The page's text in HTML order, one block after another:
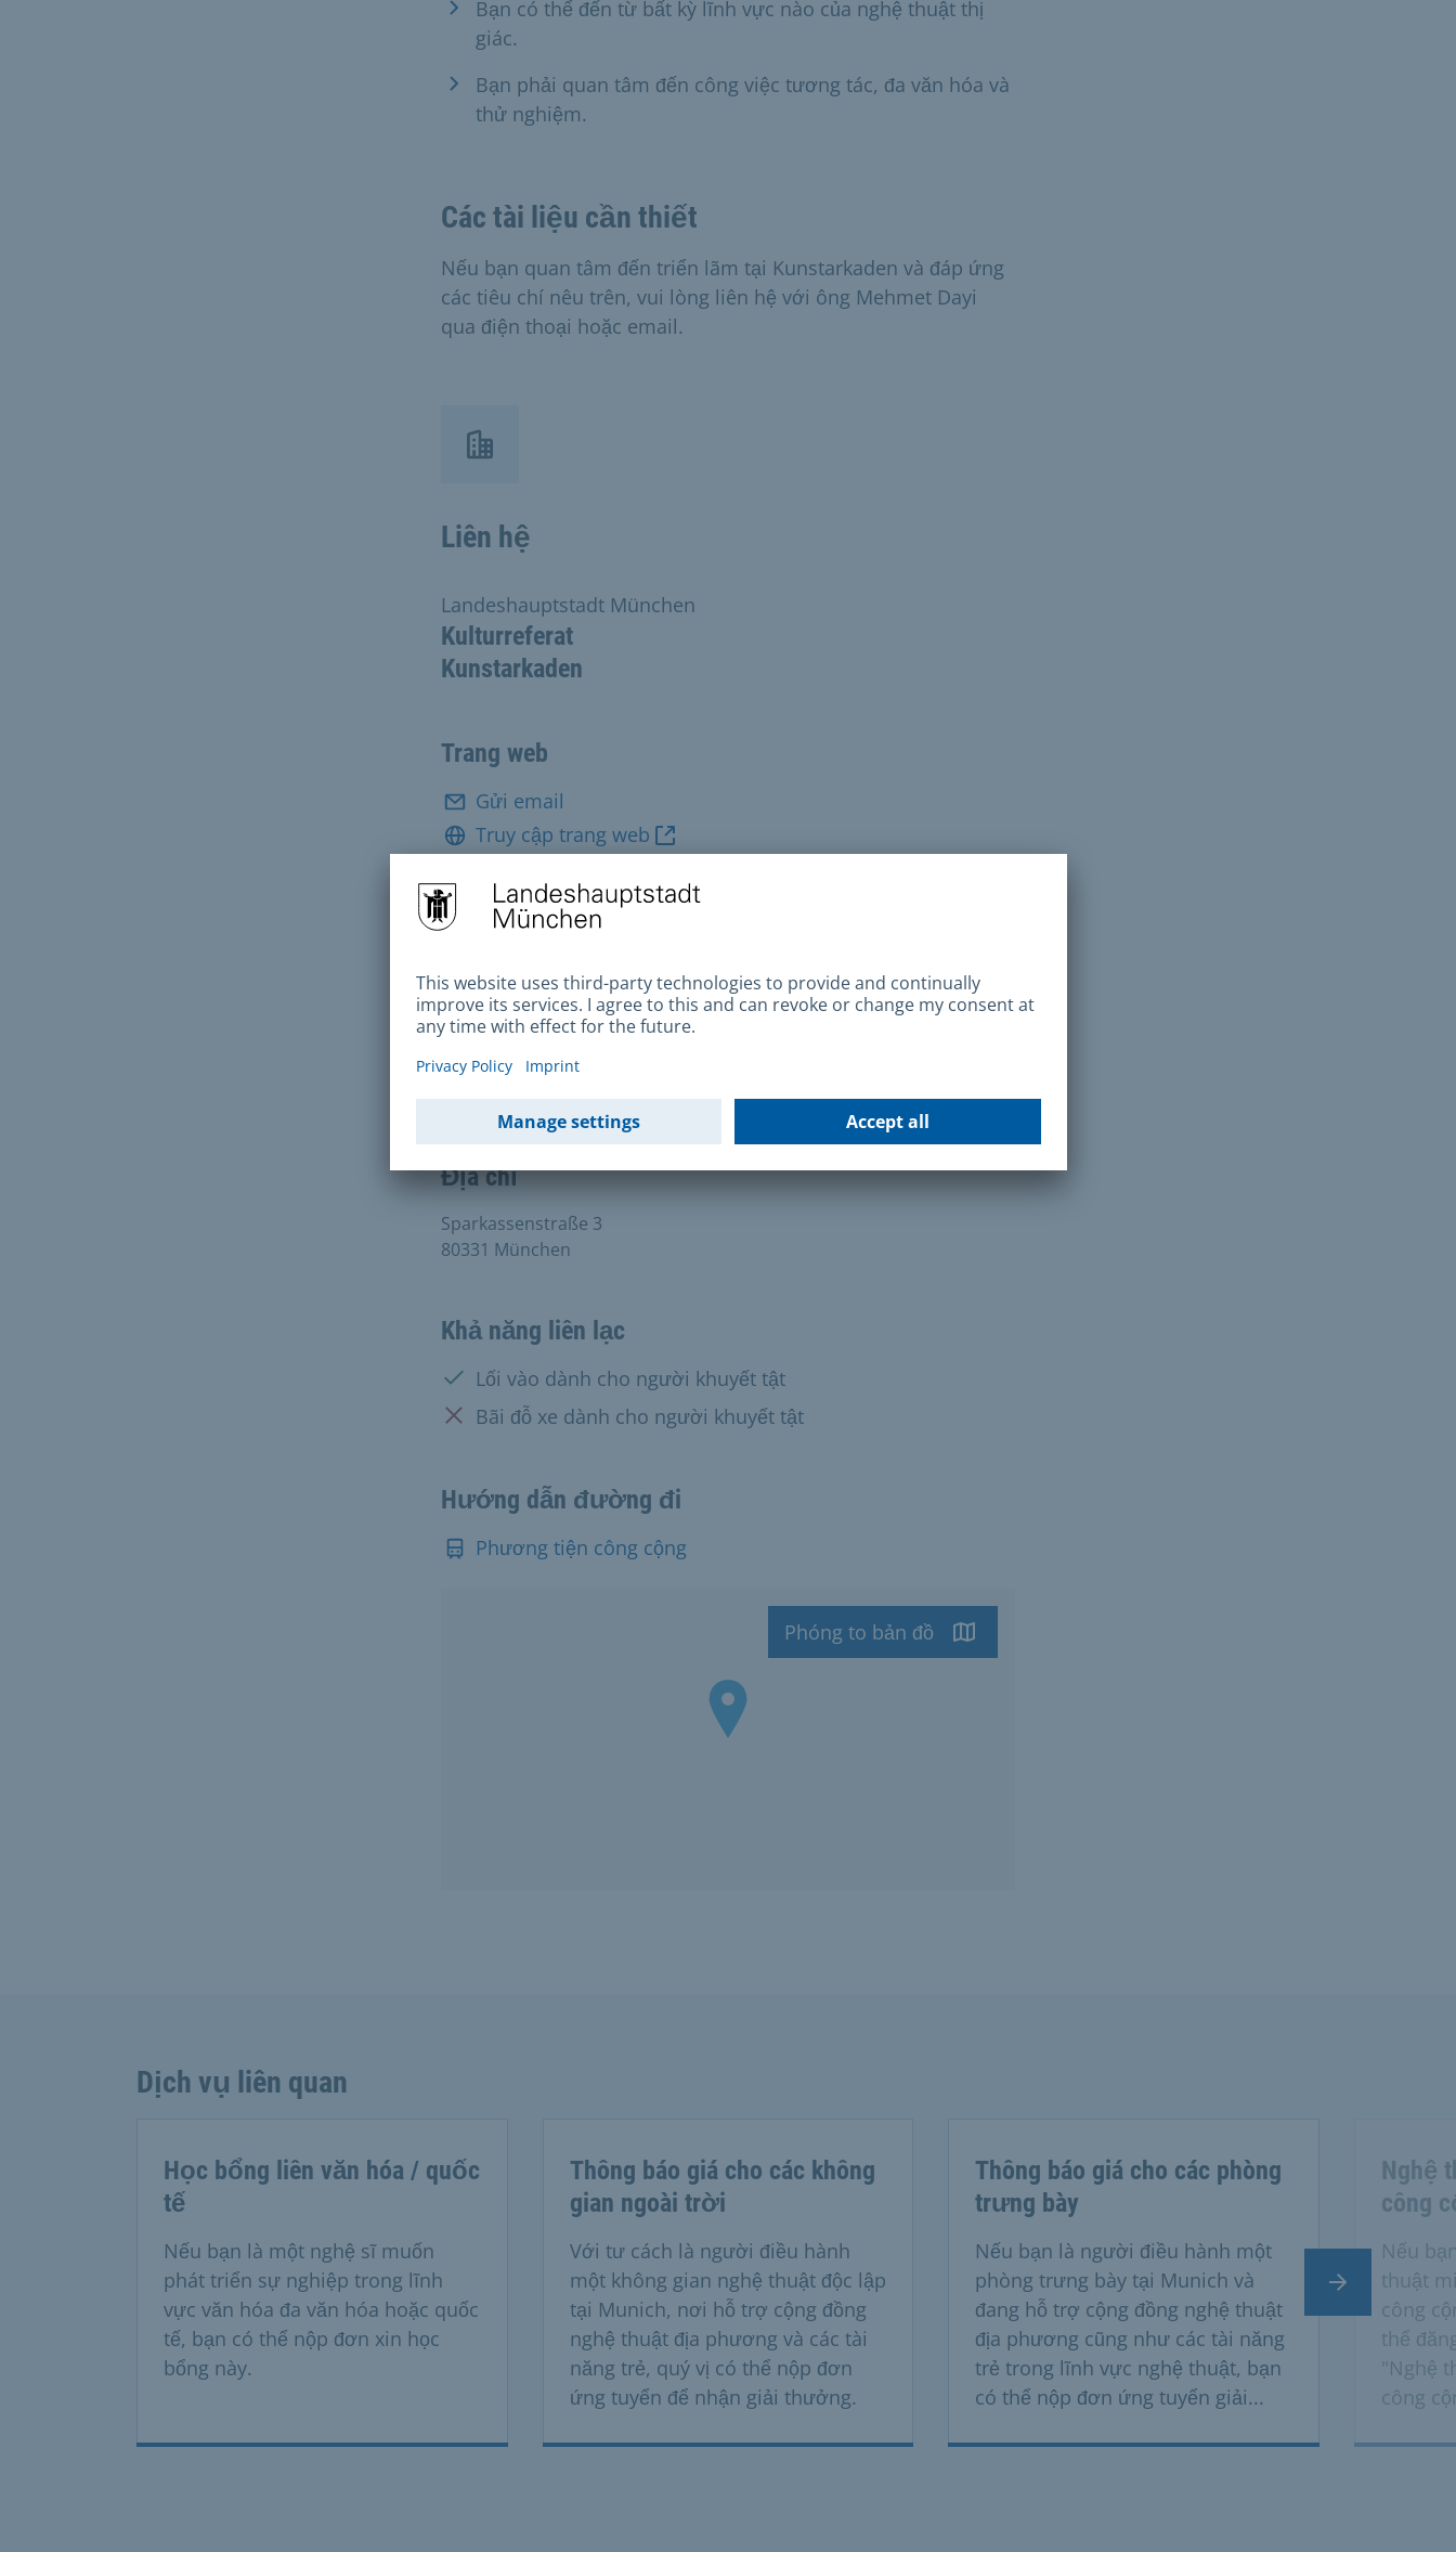
Bạn có thể đến từ bất kỳ lĩnh vực nào của nghệ thuật thị
giác.
Bạn phải quan tâm đến công việc tương tác, đa văn hóa và
thử nghiệm.
Các tài liệu cần thiết
Nếu bạn quan tâm đến triển lãm tại Kunstarkaden và đáp ứng
các tiêu chí nêu trên, vui lòng liên hệ với ông Mehmet Dayi
qua điện thoại hoặc email.
Liên hệ
Kulturreferat
Kunstarkaden
Landeshauptstadt München
Trang web
Gửi email
Truy cập trang web
Điện thoại
Fax:+49 89 233-21892
Địa chỉ
Sparkassenstraße 3
80331 München
Khả năng liên lạc
Có: Lối vào dành cho người khuyết tật
Không có:
Bãi đỗ xe dành cho người khuyết tật
Hướng dẫn đường đi
Phương tiện công cộng
Phóng to bản đồ
Dịch vụ liên quan
Học bổng liên văn hóa / quốc
tế
Nếu bạn là một nghệ sĩ muốn
phát triển sự nghiệp trong lĩnh
vực văn hóa đa văn hóa hoặc quốc
tế, bạn có thể nộp đơn xin học
bổng này.
Thông báo giá cho các không
gian ngoài trời
Với tư cách là người điều hành
một không gian nghệ thuật độc lập
tại Munich, nơi hỗ trợ cộng đồng
nghệ thuật địa phương và các tài
năng trẻ, quý vị có thể nộp đơn
ứng tuyển để nhận giải thưởng.
Thông báo giá cho các phòng
trưng bày
Nếu bạn là người điều hành một
phòng trưng bày tại Munich và
đang hỗ trợ cộng đồng nghệ thuật
địa phương cũng như các tài năng
trẻ trong lĩnh vực nghệ thuật, bạn
có thể nộp đơn ứng tuyển giải...
Nghệ
công
Nếu
thuật
công
thể
"Nghệ
công
Trang tiếp